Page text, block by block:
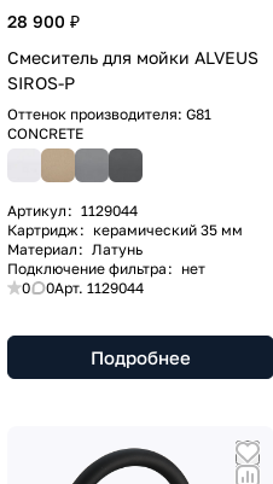
28 900 ₽
Смеситель для мойки ALVEUS
SIROS-P
0 0Арт. 1129044
Оттенок производителя: G81
CONCRETE
Артикул : 1129044
Картридж : керамический 35 мм
Материал : Латунь
Подключение фильтра : нет
Подробнее